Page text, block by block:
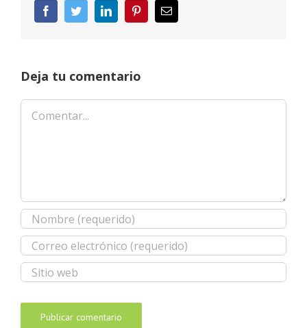
FacebookTwitterLinkedInPinterestCorreo
electrónico
Deja tu comentario
Comentar